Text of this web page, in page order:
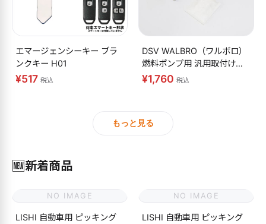
エマージェンシーキー ブラ
ンクキー H01
¥517税込
DSV WALBRO（ワルボロ）
燃料ポンプ用 汎用取付けキ
ット
¥1,760 税込
もっと見る
🆕新着商品
NO IMAGE
LISHI 自動車用 ピッキング
NO IMAGE
LISHI 自動車用 ピッキング